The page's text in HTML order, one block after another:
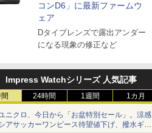
コンD6」に最新ファームウ
ェア
Dタイプレンズで露出アンダー
になる現象の修正など
Impress Watchシリーズ 人気記事
24時間 1週間 1カ月
ニクロ、今日から「お盆特別セール」。涼感
アサッカーワンピース待望値下げ、撥水ギア